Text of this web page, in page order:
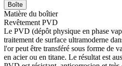
Boîte
Matière du boîtier
Revêtement PVD
Le PVD (dépôt physique en phase
traitement de surface ultramoderne
l'or peut être transféré sous forme de
en acier ou en titane. Le résultat est